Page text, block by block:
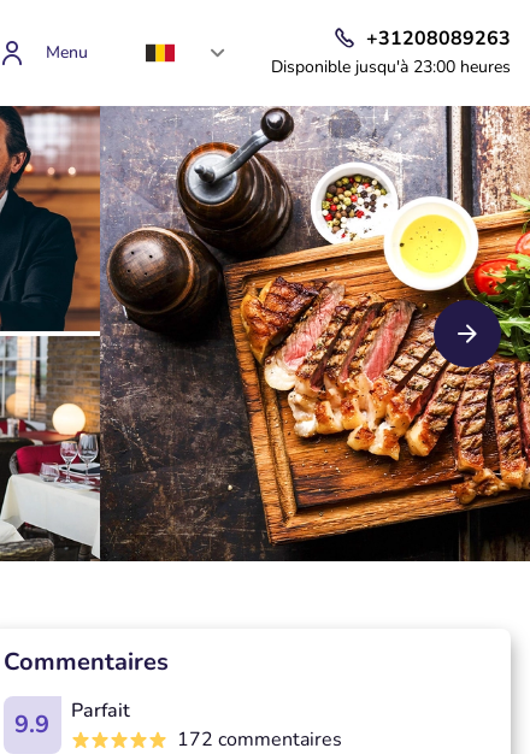
Menu
+31208089263
Disponible jusqu'à 23:00 heures
Commentaires
9.9
Parfait
172 commentaires